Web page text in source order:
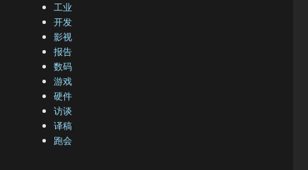
工业
开发
影视
报告
数码
游戏
硬件
访谈
译稿
跑会